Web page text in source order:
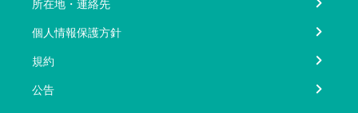
所在地・連絡先
個人情報保護方針
規約
公告